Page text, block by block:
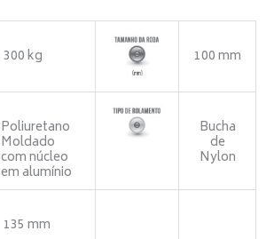
300 kg 100 mm
Poliuretano
Moldado
com núcleo
em alumínio
Bucha
de
Nylon
135 mm